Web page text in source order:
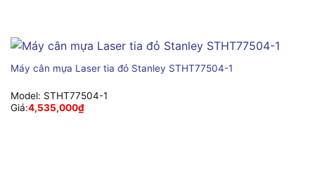
Máy cân mựa Laser tia đỏ Stanley STHT77504-1
Model: STHT77504-1
Giá:4,535,000₫